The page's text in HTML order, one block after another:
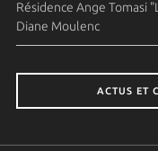
Résidence Ange Tomasi
Diane Moulenc
ACTUS ET